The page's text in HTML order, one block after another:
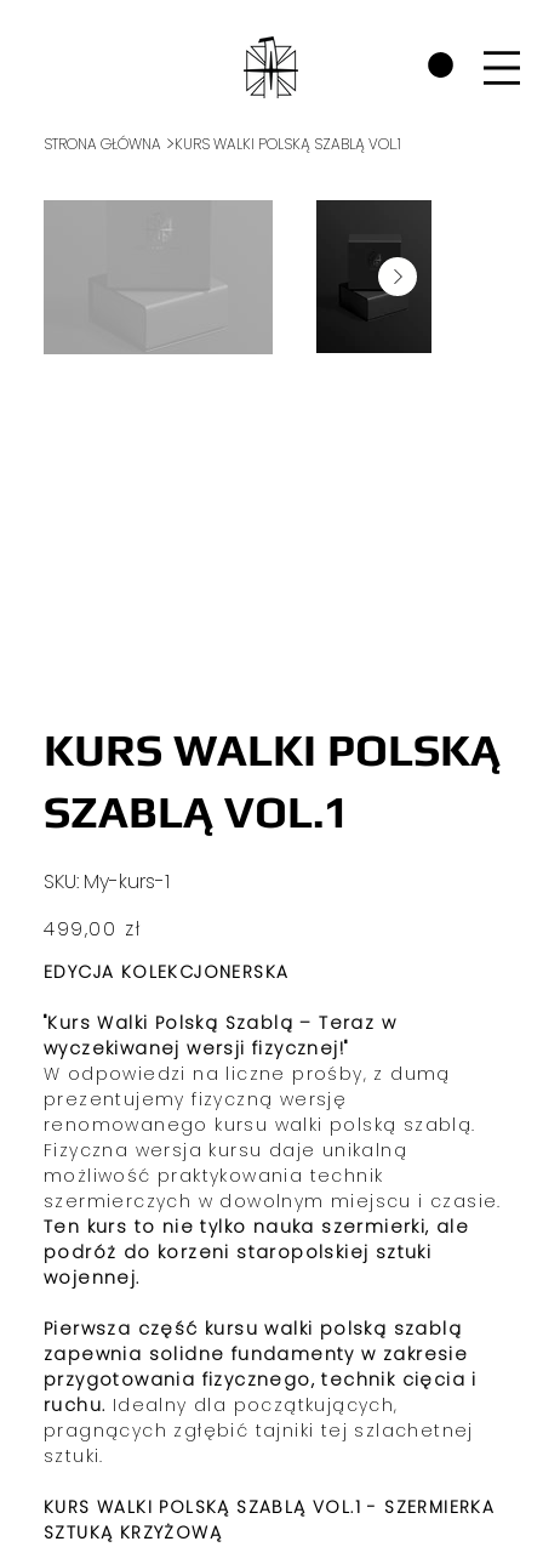
STRONA GŁÓWNA >KURS WALKI POLSKĄ SZABLĄ VOL.1
KURS WALKI POLSKĄ
SZABLĄ VOL.1
SKU: SKU
My-
My-kurs-1
Cena
499,00 zł
EDYCJA KOLEKCJONERSKA
"Kurs Walki Polską Szablą – Teraz w
wyczekiwanej wersji fizycznej!"
W odpowiedzi na liczne prośby, z dumą
prezentujemy fizyczną wersję
renomowanego kursu walki polską szablą.
Fizyczna wersja kursu daje unikalną
możliwość praktykowania technik
szermierczych w dowolnym miejscu i czasie.
Ten kurs to nie tylko nauka szermierki, ale
podróż do korzeni staropolskiej sztuki
wojennej.
Pierwsza część kursu walki polską szablą
zapewnia solidne fundamenty w zakresie
przygotowania fizycznego, technik cięcia i
ruchu. Idealny dla początkujących,
pragnących zgłębić tajniki tej szlachetnej
sztuki.
KURS WALKI POLSKĄ SZABLĄ VOL.1 - SZERMIERKA
SZTUKĄ KRZYŻOWĄ